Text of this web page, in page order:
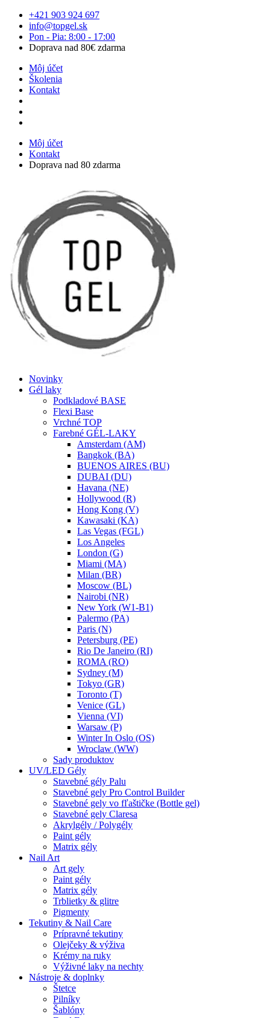
Preskočiť
obsah
+421 903 924 697
info@topgel.sk
Pon - Pia: 8:00 - 17:00
Doprava nad 80€ zdarma
Môj účet
Školenia
Kontakt
Môj účet
Kontakt
Doprava nad 80 zdarma
Novinky
Gél laky
Podkladové BASE
Flexi Base
Vrchné TOP
Farebné GÉL-LAKY
Amsterdam (AM)
Bangkok (BA)
BUENOS AIRES (BU)
DUBAI (DU)
Havana (NE)
Hollywood (R)
Hong Kong (V)
Kawasaki (KA)
Las Vegas (FGL)
Los Angeles
London (G)
Miami (MA)
Milan (BR)
Moscow (BL)
Nairobi (NR)
New York (W1-B1)
Palermo (PA)
Paris (N)
Petersburg (PE)
Rio De Janeiro (RI)
ROMA (RO)
Sydney (M)
Tokyo (GR)
Toronto (T)
Venice (GL)
Vienna (VI)
Warsaw (P)
Winter In Oslo (OS)
Wroclaw (WW)
Sady produktov
UV/LED Gély
Stavebné gély Palu
Stavebné gely Pro Control Builder
Stavebné gely vo fľaštičke (Bottle gel)
Stavebné gely Claresa
Akrylgély / Polygély
Paint gély
Matrix gély
Nail Art
Art gely
Paint gély
Matrix gély
Trblietky & glitre
Pigmenty
Tekutiny & Nail Care
Prípravné tekutiny
Olejčeky & výživa
Krémy na ruky
Výživné laky na nechty
Nástroje & doplnky
Štetce
Pilníky
Šablóny